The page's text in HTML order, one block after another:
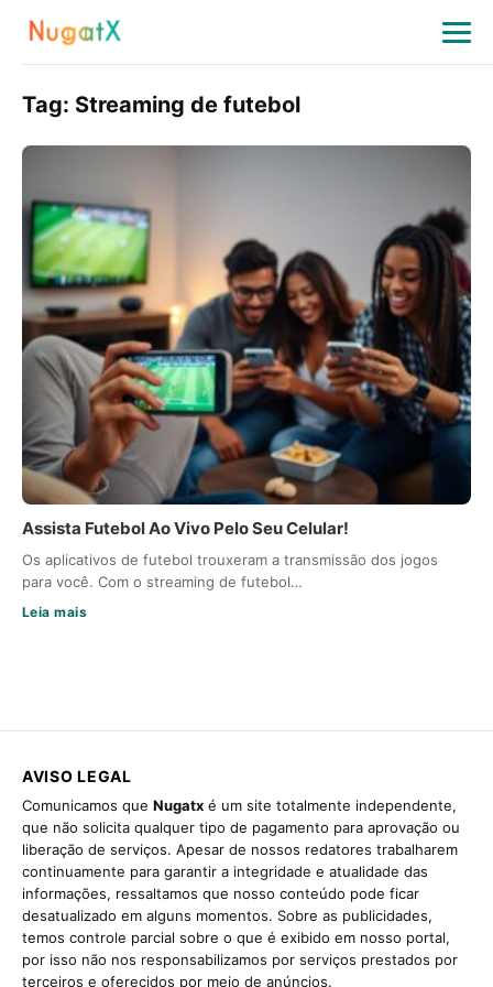
Tag: Streaming de futebol
Assista Futebol Ao Vivo Pelo Seu Celular!
Os aplicativos de futebol trouxeram a transmissão dos jogos
para você. Com o streaming de futebol…
Leia mais
AVISO LEGAL
Comunicamos que Nugatx é um site totalmente independente,
que não solicita qualquer tipo de pagamento para aprovação ou
liberação de serviços. Apesar de nossos redatores trabalharem
continuamente para garantir a integridade e atualidade das
informações, ressaltamos que nosso conteúdo pode ficar
desatualizado em alguns momentos. Sobre as publicidades,
temos controle parcial sobre o que é exibido em nosso portal,
por isso não nos responsabilizamos por serviços prestados por
terceiros e oferecidos por meio de anúncios.